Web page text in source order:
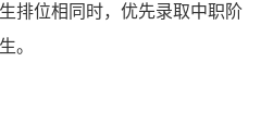
排位相同时，优先录取中职阶
。